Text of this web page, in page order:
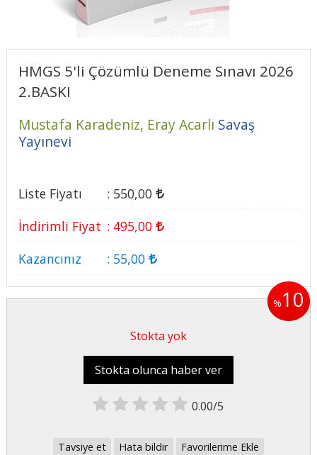
HMGS 5'li Çözümlü Deneme Sınavı 2026
2.BASKI
Mustafa Karadeniz, Eray Acarlı Savaş
Yayınevi
Liste Fiyatı : 550,00
İndirimli Fiyat : 495,00
Kazancınız
: 55,00
%10
Stokta yok
Stokta olunca haber ver
0.00/5
Tavsiye et Hata bildir Favorilerime Ekle